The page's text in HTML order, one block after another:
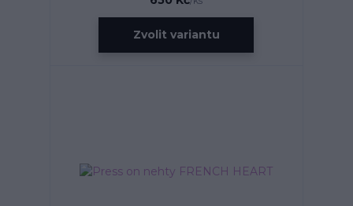
Zvolit variantu